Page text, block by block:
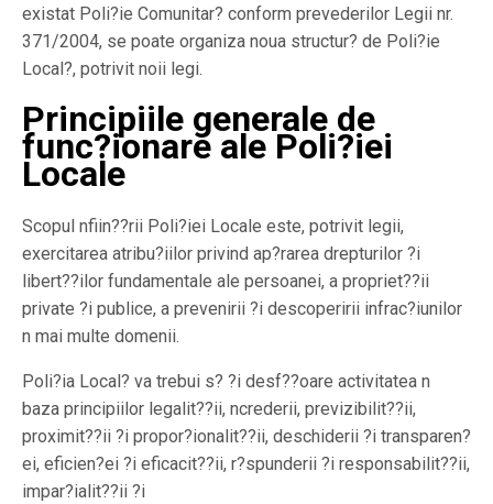
existat Poli?ie Comunitar? conform prevederilor Legii nr.
371/2004, se poate organiza noua structur? de Poli?ie
Local?, potrivit noii legi.
Principiile generale de
func?ionare ale Poli?iei
Locale
Scopul nfiin??rii Poli?iei Locale este, potrivit legii,
exercitarea atribu?iilor privind ap?rarea drepturilor ?i
libert??ilor fundamentale ale persoanei, a propriet??ii
private ?i publice, a prevenirii ?i descoperirii infrac?iunilor
n mai multe domenii.
Poli?ia Local? va trebui s? ?i desf??oare activitatea n
baza principiilor legalit??ii, ncrederii, previzibilit??ii,
proximit??ii ?i propor?ionalit??ii, deschiderii ?i transparen?
ei, eficien?ei ?i eficacit??ii, r?spunderii ?i responsabilit??ii,
impar?ialit??ii ?i